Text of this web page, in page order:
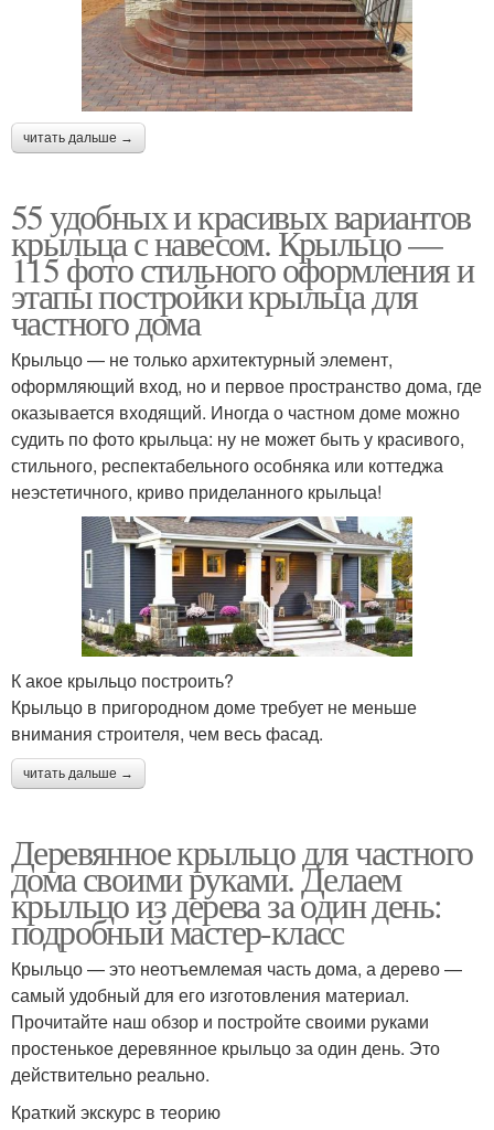
читать дальше →
55 удобных и красивых вариантов
крыльца с навесом. Крыльцо —
115 фото стильного оформления и
этапы постройки крыльца для
частного дома
Крыльцо — не только архитектурный элемент,
оформляющий вход, но и первое пространство дома, где
оказывается входящий. Иногда о частном доме можно
судить по фото крыльца: ну не может быть у красивого,
стильного, респектабельного особняка или коттеджа
неэстетичного, криво приделанного крыльца!
К акое крыльцо построить?
Крыльцо в пригородном доме требует не меньше
внимания строителя, чем весь фасад.
читать дальше →
Деревянное крыльцо для частного
дома своими руками. Делаем
крыльцо из дерева за один день:
подробный мастер-класс
Крыльцо — это неотъемлемая часть дома, а дерево —
самый удобный для его изготовления материал.
Прочитайте наш обзор и постройте своими руками
простенькое деревянное крыльцо за один день. Это
действительно реально.
Краткий экскурс в теорию